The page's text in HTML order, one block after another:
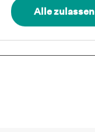
Alle zulassen